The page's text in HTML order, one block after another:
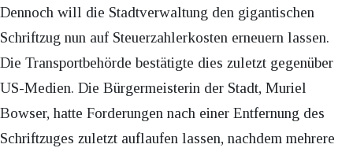
Dennoch will die Stadtverwaltung den gigantischen
Schriftzug nun auf Steuerzahlerkosten erneuern lassen.
Die Transportbehörde bestätigte dies zuletzt gegenüber
US-Medien. Die Bürgermeisterin der Stadt, Muriel
Bowser, hatte Forderungen nach einer Entfernung des
Schriftzuges zuletzt auflaufen lassen, nachdem mehrere